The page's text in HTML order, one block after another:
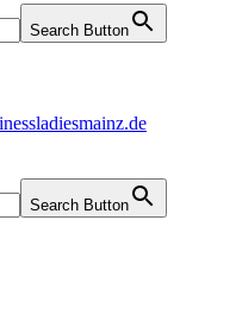
Search Button
Search Button